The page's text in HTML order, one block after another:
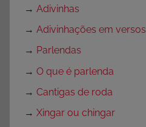
→ Adivinhas
→ Adivinhações em versos
→ Parlendas
→ O que é parlenda
→ Cantigas de roda
→ Xingar ou chingar